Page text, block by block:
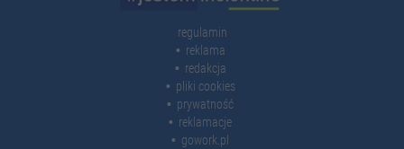
regulamin
reklama
redakcja
pliki cookies
prywatność
reklamacje
gowork.pl